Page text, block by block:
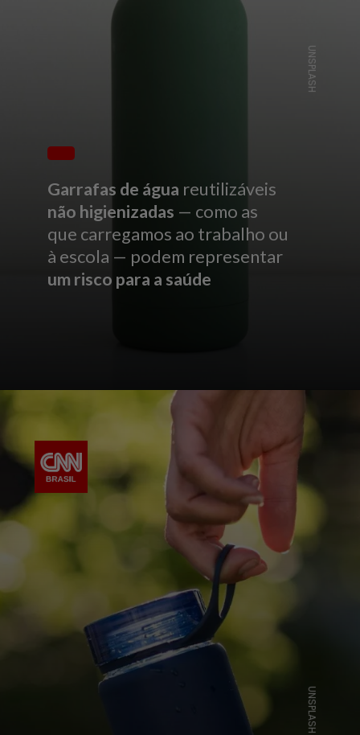
Garrafas de água reutilizáveis
não higienizadas — como as
que carregamos ao trabalho ou
à escola — podem representar
um risco para a saúde
UNSPLASH
UNSPLASH